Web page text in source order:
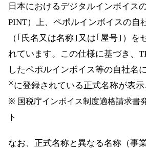
日本におけるデジタルインボイス
PINT）上、ペポルインボイスの自
（｢氏名又は名称｣又は｢屋号｣）を
れています。この仕様に基づき、
したペポルインボイス等の自社名
※に登録されている正式名称が表示
※ 国税庁インボイス制度適格請求書
ト
なお、正式名称と異なる名称（事